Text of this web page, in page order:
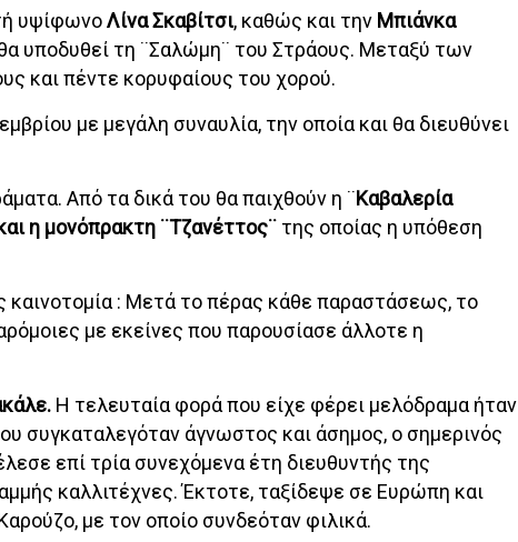
υψίφωνοΛίνα Σκαβίτσι, καθώς και την Μπιάνκα
υποδυθεί τη ¨Σαλώμη¨ του Στράους. Μεταξύ των
και πέντε κορυφαίους του χορού.
με μεγάλη συναυλία, την οποία και θα διευθύνει
Από τα δικά του θα παιχθούν η ¨Καβαλερία
η μονόπρακτη ¨Τζανέττος¨της οποίας η υπόθεση
καινοτομία : Μετά το πέρας κάθε παραστάσεως, το
με εκείνες που παρουσίασε άλλοτε η
Η τελευταία φορά που είχε φέρει μελόδραμα ήταν
συγκαταλεγόταν άγνωστος και άσημος, ο σημερινός
επί τρία συνεχόμενα έτη διευθυντής της
καλλιτέχνες. Έκτοτε, ταξίδεψε σε Ευρώπη και
με τον οποίο συνδεόταν φιλικά.